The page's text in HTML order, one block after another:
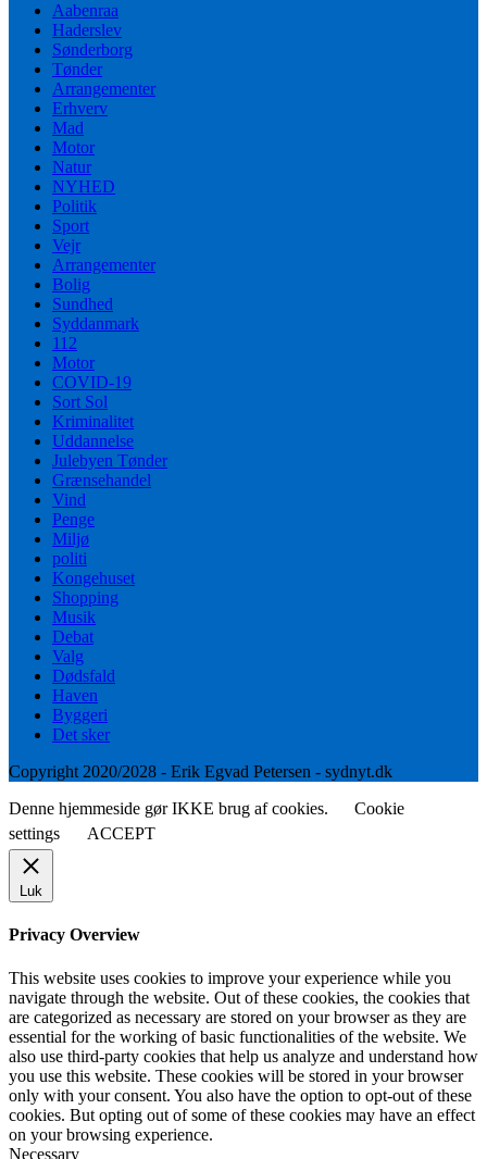
Aabenraa
Haderslev
Sønderborg
Tønder
Arrangementer
Erhverv
Mad
Motor
Natur
NYHED
Politik
Sport
Vejr
Arrangementer
Bolig
Sundhed
Syddanmark
112
Motor
COVID-19
Sort Sol
Kriminalitet
Uddannelse
Julebyen Tønder
Grænsehandel
Vind
Penge
Miljø
politi
Kongehuset
Shopping
Musik
Debat
Valg
Dødsfald
Haven
Byggeri
Det sker
Copyright 2020/2028 - Erik Egvad Petersen - sydnyt.dk
Denne hjemmeside gør IKKE brug af cookies.
Cookie
settings
ACCEPT
Luk
Privacy Overview
This website uses cookies to improve your experience while you
navigate through the website. Out of these cookies, the cookies that
are categorized as necessary are stored on your browser as they are
essential for the working of basic functionalities of the website. We
also use third-party cookies that help us analyze and understand how
you use this website. These cookies will be stored in your browser
only with your consent. You also have the option to opt-out of these
cookies. But opting out of some of these cookies may have an effect
on your browsing experience.
Necessary